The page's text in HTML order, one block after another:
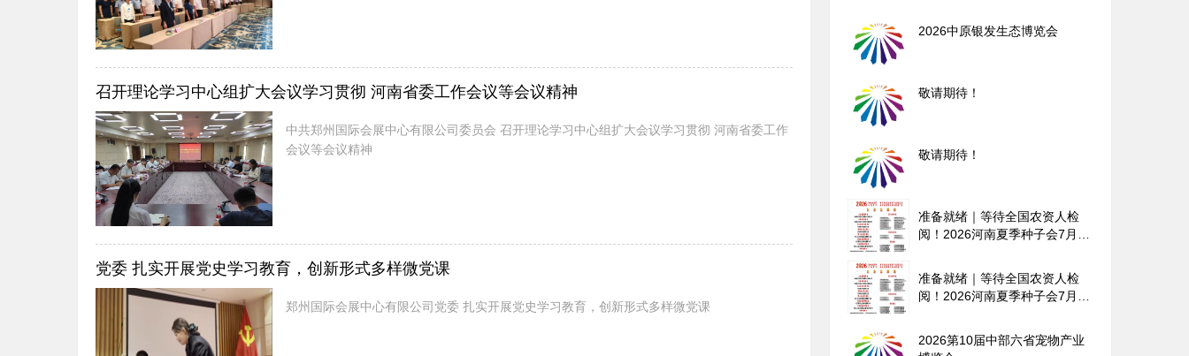
召开理论学习中心组扩大会议学习贯彻 河南省委工作会议等会议精神
中共郑州国际会展中心有限公司委员会 召开理论学习中心组扩大会议学习贯彻 河南省委工作
会议等会议精神
党委 扎实开展党史学习教育，创新形式多样微党课
郑州国际会展中心有限公司党委 扎实开展党史学习教育，创新形式多样微党课
2026中原银发生态博览会
敬请期待！
敬请期待！
准备就绪｜等待全国农资人检
阅！2026河南夏季种子会7月3
准备就绪｜等待全国农资人检
阅！2026河南夏季种子会7月3
2026第10届中部六省宠物产业